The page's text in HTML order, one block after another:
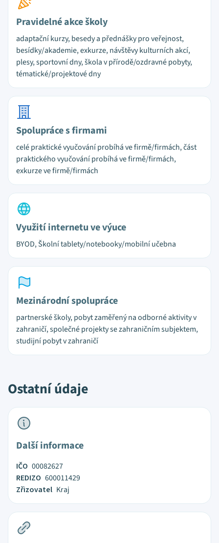
Pravidelné akce školy
adaptační kurzy, besedy a přednášky pro veřejnost,
besídky/akademie, exkurze, návštěvy kulturních akcí,
plesy, sportovní dny, škola v přírodě/ozdravné pobyty,
tématické/projektové dny
Spolupráce s firmami
celé praktické vyučování probíhá ve firmě/firmách, část
praktického vyučování probíhá ve firmě/firmách,
exkurze ve firmě/firmách
Využití internetu ve výuce
BYOD, Školní tablety/notebooky/mobilní učebna
Mezinárodní spolupráce
partnerské školy, pobyt zaměřený na odborné aktivity v
zahraničí, společné projekty se zahraničním subjektem,
studijní pobyt v zahraničí
Ostatní údaje
Další informace
IČO 00082627
REDIZO 600011429
Zřizovatel Kraj